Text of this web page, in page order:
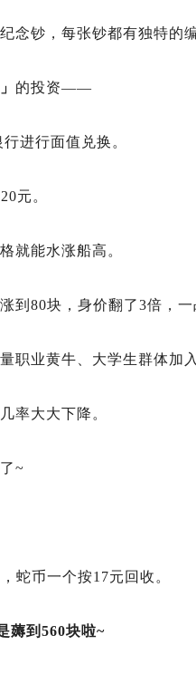
念钞，每张钞都有独特的
」 的投资——
进行面值兑换。
元。
就能水涨船高。
到80块，身价翻了3倍，
职业黄牛、大学生群体加
率大大下降。
~
蛇币一个按17元回收。
薅到560块啦~